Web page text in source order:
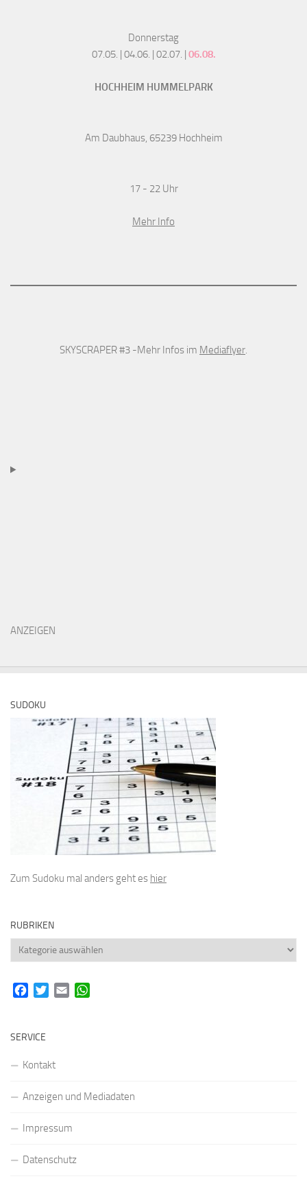
Donnerstag
07.05. | 04.06. | 02.07. | 06.08.
HOCHHEIM HUMMELPARK
Am Daubhaus, 65239 Hochheim
17 - 22 Uhr
Mehr Info
SKYSCRAPER #3 -Mehr Infos im Mediaflyer.
ANZEIGEN
SUDOKU
Zum Sudoku mal anders geht es hier
RUBRIKEN
Rubriken
FacebookTwitterEmail
SERVICE
Kontakt
Anzeigen und Mediadaten
Impressum
Datenschutz